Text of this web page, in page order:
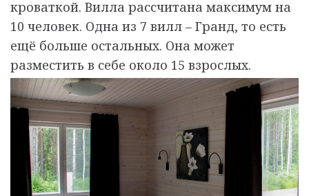
кроваткой. Вилла рассчитана максимум на
10 человек. Одна из 7 вилл – Гранд, то есть
ещё больше остальных. Она может
разместить в себе около 15 взрослых.